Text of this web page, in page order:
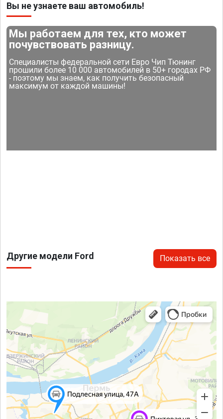
Вы не узнаете ваш автомобиль!
Мы работаем для тех, кто может
почувствовать разницу.
Специалисты федеральной сети Евро Чип Тюнинг
прошили более 10 000 автомобилей в 50+ городах РФ
- поэтому мы знаем, как получить безопасный
максимум от каждой машины!
Другие модели Ford Показать все